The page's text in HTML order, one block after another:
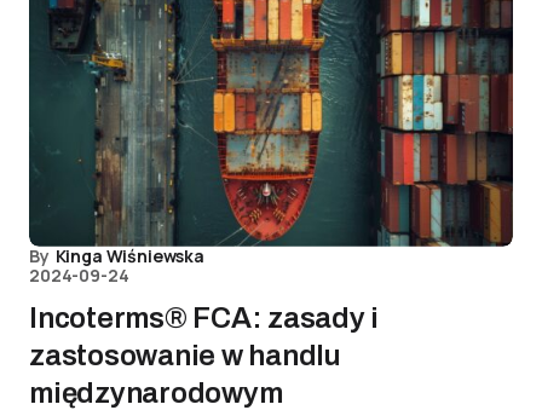
By Kinga Wiśniewska
2024-09-24
Incoterms® FCA: zasady i
zastosowanie w handlu
międzynarodowym